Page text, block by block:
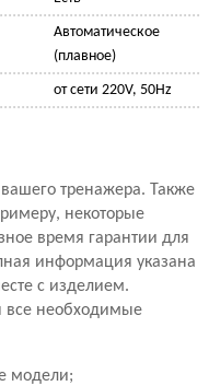
Автоматическое
(плавное)
от сети 220V, 50Hz
тренажера. Также
некоторые
время гарантии для
информация указана
с изделием.
все необходимые
модели;